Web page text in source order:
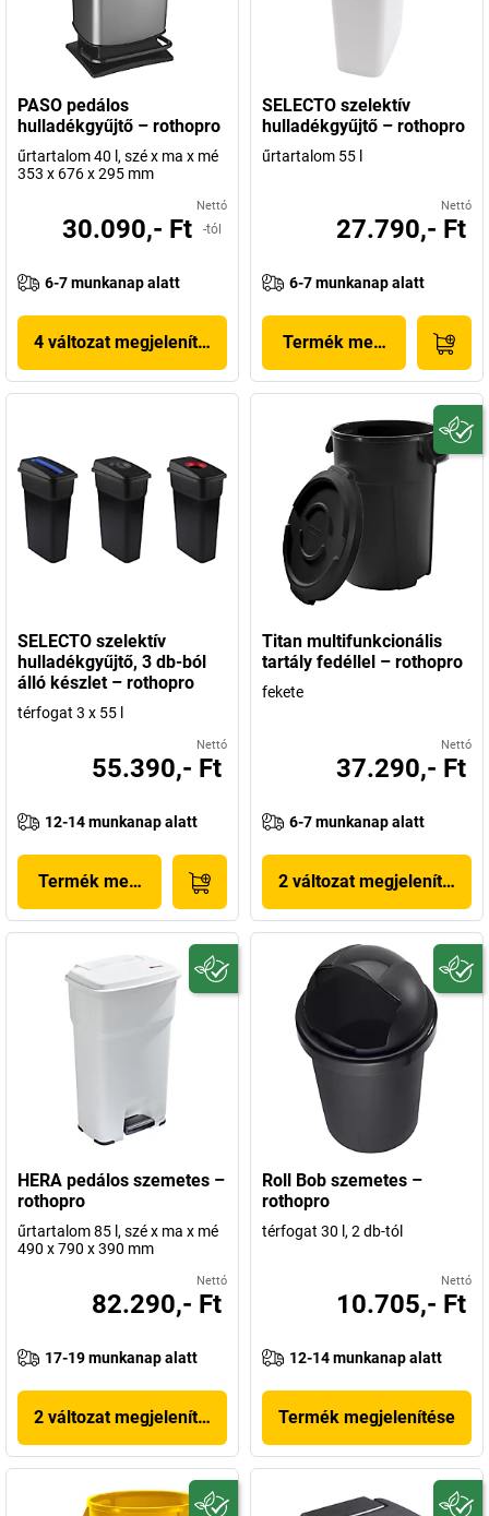
PASO pedálos
hulladékgyűjtő – rothopro
űrtartalom 40 l, szé x ma x mé
353 x 676 x 295 mm
Nettó
30.090,- Ft -tól
6-7 munkanap alatt
4 változat megjelenítése
SELECTO szelektív
hulladékgyűjtő – rothopro
űrtartalom 55 l
Nettó
27.790,- Ft
6-7 munkanap alatt
Termék megjelenítése
SELECTO szelektív
hulladékgyűjtő, 3 db-ból
álló készlet – rothopro
térfogat 3 x 55 l
Nettó
55.390,- Ft
12-14 munkanap alatt
Termék megjelenítése
Titan multifunkcionális
tartály fedéllel – rothopro
fekete
Nettó
37.290,- Ft
6-7 munkanap alatt
2 változat megjelenítése
HERA pedálos szemetes –
rothopro
űrtartalom 85 l, szé x ma x mé
490 x 790 x 390 mm
Nettó
82.290,- Ft
17-19 munkanap alatt
2 változat megjelenítése
Roll Bob szemetes –
rothopro
térfogat 30 l, 2 db-tól
Nettó
10.705,- Ft
12-14 munkanap alatt
Termék megjelenítése